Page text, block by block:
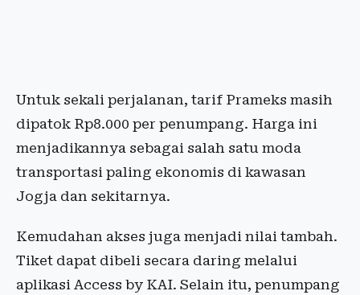
Untuk sekali perjalanan, tarif Prameks masih
dipatok Rp8.000 per penumpang. Harga ini
menjadikannya sebagai salah satu moda
transportasi paling ekonomis di kawasan
Jogja dan sekitarnya.
Kemudahan akses juga menjadi nilai tambah.
Tiket dapat dibeli secara daring melalui
aplikasi Access by KAI. Selain itu, penumpang